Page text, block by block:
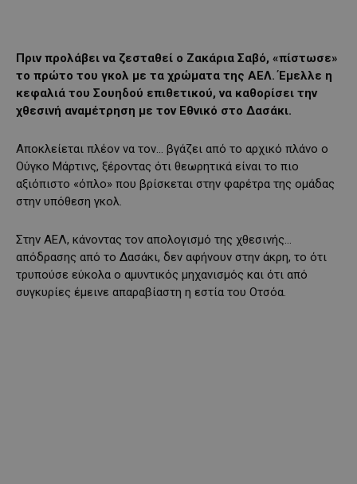
Πριν προλάβει να ζεσταθεί ο Ζακάρια Σαβό, «πίστωσε»
το πρώτο του γκολ με τα χρώματα της ΑΕΛ. Έμελλε η
κεφαλιά του Σουηδού επιθετικού, να καθορίσει την
χθεσινή αναμέτρηση με τον Εθνικό στο Δασάκι.
Αποκλείεται πλέον να τον… βγάζει από το αρχικό πλάνο ο
Ούγκο Μάρτινς, ξέροντας ότι θεωρητικά είναι το πιο
αξιόπιστο «όπλο» που βρίσκεται στην φαρέτρα της ομάδας
στην υπόθεση γκολ.
Στην ΑΕΛ, κάνοντας τον απολογισμό της χθεσινής…
απόδρασης από το Δασάκι, δεν αφήνουν στην άκρη, το ότι
τρυπούσε εύκολα ο αμυντικός μηχανισμός και ότι από
συγκυρίες έμεινε απαραβίαστη η εστία του Οτσόα.